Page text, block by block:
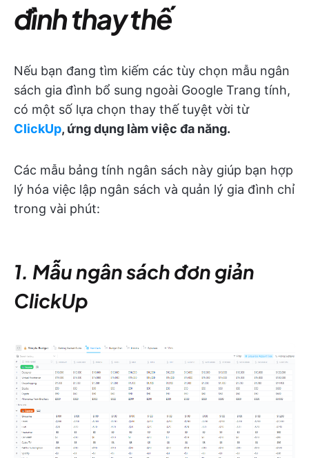
đình thay thế
Nếu bạn đang tìm kiếm các tùy chọn mẫu ngân
sách gia đình bổ sung ngoài Google Trang tính,
có một số lựa chọn thay thế tuyệt vời từ
ClickUp, ứng dụng làm việc đa năng.
Các mẫu bảng tính ngân sách này giúp bạn hợp
lý hóa việc lập ngân sách và quản lý gia đình chỉ
trong vài phút:
1. Mẫu ngân sách đơn giản
ClickUp